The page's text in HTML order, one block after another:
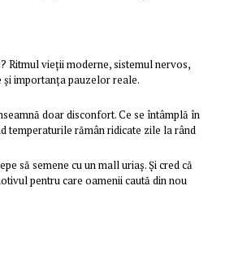
Ritmul vieții moderne, sistemul nervos,
și importanța pauzelor reale.
doar disconfort. Ce se întâmplă în
temperaturile rămân ridicate zile la rând
să semene cu un mall uriaș. Și cred că
pentru care oamenii caută din nou